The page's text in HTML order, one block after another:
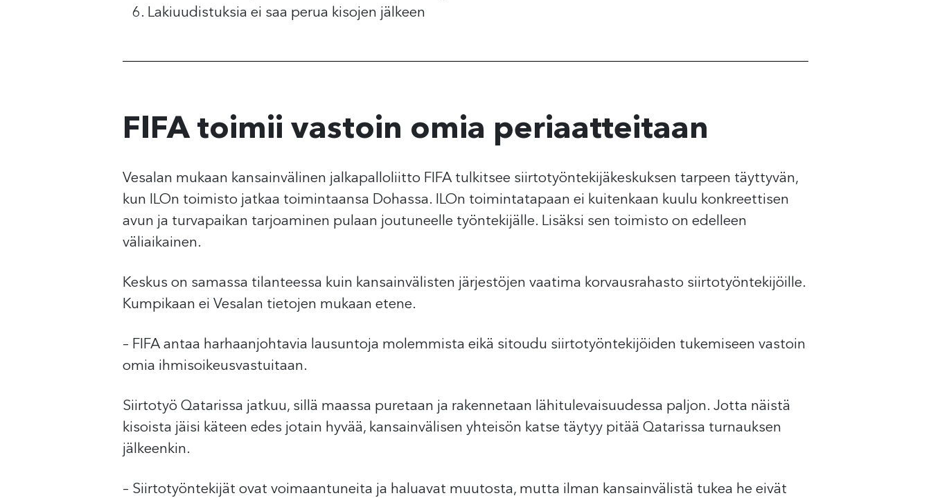
Lakiuudistuksia ei saa perua kisojen jälkeen
FIFA toimii vastoin omia periaatteitaan
Vesalan mukaan kansainvälinen jalkapalloliitto FIFA tulkitsee siirtotyöntekijäkeskuksen tarpeen täyttyvän,
kun ILOn toimisto jatkaa toimintaansa Dohassa. ILOn toimintatapaan ei kuitenkaan kuulu konkreettisen
avun ja turvapaikan tarjoaminen pulaan joutuneelle työntekijälle. Lisäksi sen toimisto on edelleen
väliaikainen.
Keskus on samassa tilanteessa kuin kansainvälisten järjestöjen vaatima korvausrahasto siirtotyöntekijöille.
Kumpikaan ei Vesalan tietojen mukaan etene.
– FIFA antaa harhaanjohtavia lausuntoja molemmista eikä sitoudu siirtotyöntekijöiden tukemiseen vastoin
omia ihmisoikeusvastuitaan.
Siirtotyö Qatarissa jatkuu, sillä maassa puretaan ja rakennetaan lähitulevaisuudessa paljon. Jotta näistä
kisoista jäisi käteen edes jotain hyvää, kansainvälisen yhteisön katse täytyy pitää Qatarissa turnauksen
jälkeenkin.
– Siirtotyöntekijät ovat voimaantuneita ja haluavat muutosta, mutta ilman kansainvälistä tukea he eivät